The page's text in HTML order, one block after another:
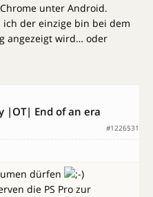
unter Android.
der einzige bin bei dem
angezeigt wird… oder
|OT| End of an era
#1226531
dürfen
die PS Pro zur